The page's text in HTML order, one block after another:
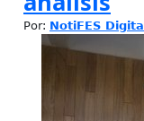
Por: NotiFES Digital